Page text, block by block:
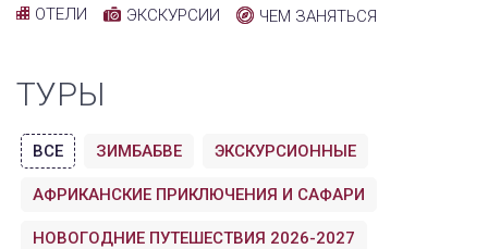
ОТЕЛИ
ЭКСКУРСИИ ЧЕМ ЗАНЯТЬСЯ
ТУРЫ
ВСЕ ЗИМБАБВЕ ЭКСКУРСИОННЫЕ
АФРИКАНСКИЕ ПРИКЛЮЧЕНИЯ И САФАРИ
НОВОГОДНИЕ ПУТЕШЕСТВИЯ 2026-2027